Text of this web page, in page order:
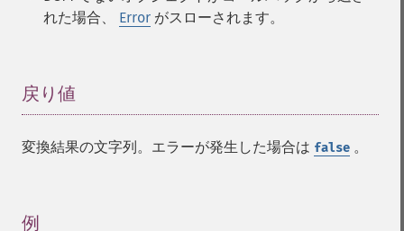
れた場合、 Error がスローされます。
戻り値
変換結果の文字列。エラーが発生した場合は false 。
例